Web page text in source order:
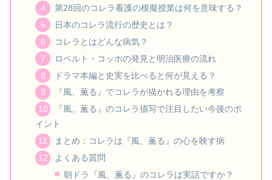
第28回のコレラ看護の模擬授業は何を意味する？
日本のコレラ流行の歴史とは？
コレラとはどんな病気？
ロベルト・コッホの発見と明治医療の流れ
ドラマ本編と史実を比べると何が見える？
『風、薫る』でコレラが描かれる理由を考察
『風、薫る』のコレラ描写で注目したい今後のポ
イント
まとめ：コレラは『風、薫る』の心を映す病
よくある質問
朝ドラ『風、薫る』のコレラは実話ですか？